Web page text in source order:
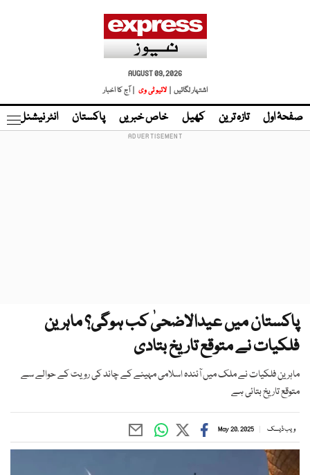
AUGUST 09, 2026
اشتہار لگائیں |
لائیو ٹی وی | آج کا اخبار
صفحۂ اول تازہ ترین کھیل خاص خبریں پاکستان انٹر نیشنل
پاکستان میں عیدالاضحیٰ کب ہوگی؟ ماہرین
فلکیات نے متوقع تاریخ بتادی
ماہرین فلکیات نے ملک میں آئندہ اسلامی مہینے کے چاند کی رویت کے حوالے سے
متوقع تاریخ بتائی ہے
ویب ڈیسک May 20, 2025